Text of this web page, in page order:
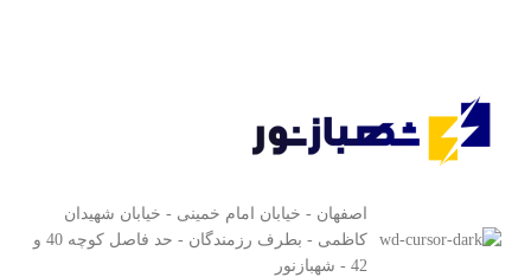
اصفهان - خیابان امام خمینی - خیابان شهیدان
کاظمی - بطرف رزمندگان - حد فاصل کوچه 40 و
42 - شهبازنور